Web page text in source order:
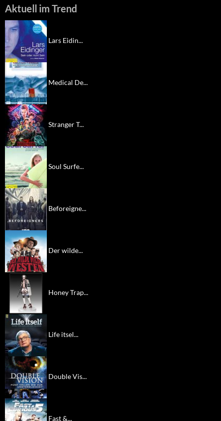
Aktuell im Trend
Lars Eidin...
Medical De...
Stranger T...
Soul Surfe...
Beforeigne...
Der wilde...
Honey Trap...
Life itsel...
Double Vis...
Fast &...